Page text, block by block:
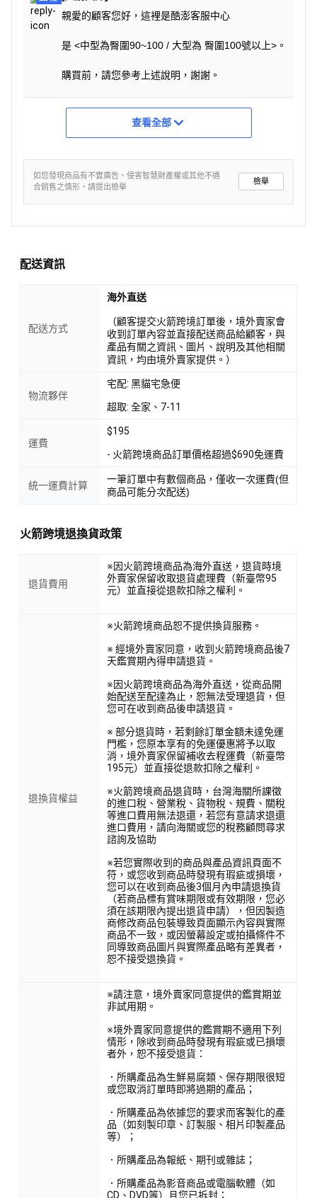
親愛的顧客您好，這裡是酷澎客服中心
是 <中型為臀圍90~100 / 大型為 臀圍100號以上>。
購買前，請您參考上述說明，謝謝。
查看全部
如您發現商品有不實廣告、侵害智慧財產權或其他不適
合銷售之情形，請提出檢舉
檢舉
配送資訊
配送方式
海外直送
（顧客提交火箭跨境訂單後，境外賣家會
收到訂單內容並直接配送商品給顧客，與
產品有關之資訊、圖片、說明及其他相關
資訊，均由境外賣家提供。）
物流夥伴
宅配: 黑貓宅急便
超取: 全家、7-11
運費
$195
- 火箭跨境商品訂單價格超過$690免運費
統一運費計算
一筆訂單中有數個商品，僅收一次運費(但
商品可能分次配送)
火箭跨境退換貨政策
退貨費用
※因火箭跨境商品為海外直送，退貨時境
外賣家保留收取退貨處理費（新臺幣95
元）並直接從退款扣除之權利。
退換貨權益
※火箭跨境商品恕不提供換貨服務。
※ 經境外賣家同意，收到火箭跨境商品後7
天鑑賞期內得申請退貨。
※因火箭跨境商品為海外直送，從商品開
始配送至配達為止，恕無法受理退貨，但
您可在收到商品後申請退貨。
※ 部分退貨時，若剩餘訂單金額未達免運
門檻，您原本享有的免運優惠將予以取
消，境外賣家保留補收去程運費（新臺幣
195元）並直接從退款扣除之權利。
※火箭跨境商品退貨時，台灣海關所課徵
的進口稅、營業稅、貨物稅、規費、關稅
等進口費用無法退還，若您有意請求退還
進口費用，請向海關或您的稅務顧問尋求
諮詢及協助
※若您實際收到的商品與產品資訊頁面不
符，或您收到商品時發現有瑕疵或損壞，
您可以在收到商品後3個月內申請退換貨
（若商品標有賞味期限或有效期限，您必
須在該期限內提出退貨申請），但因製造
商修改商品包裝導致頁面顯示內容與實際
商品不一致，或因螢幕設定或拍攝條件不
同導致商品圖片與實際產品略有差異者，
恕不接受退換貨。
※請注意，境外賣家同意提供的鑑賞期並
非試用期。
※境外賣家同意提供的鑑賞期不適用下列
情形，除收到商品時發現有瑕疵或已損壞
者外，恕不接受退貨：
．所購產品為生鮮易腐類、保存期限很短
或您取消訂單時即將過期的產品；
．所購產品為依據您的要求而客製化的產
品（如刻製印章、訂製服、相片印製產品
等）；
．所購產品為報紙、期刊或雜誌；
．所購產品為影音商品或電腦軟體（如
CD、DVD等）且您已拆封；